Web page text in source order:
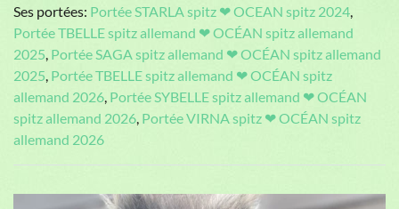
Ses portées: Portée STARLA spitz ❤ OCEAN spitz 2024,
Portée TBELLE spitz allemand ❤ OCÉAN spitz allemand
2025, Portée SAGA spitz allemand ❤ OCÉAN spitz allemand
2025, Portée TBELLE spitz allemand ❤ OCÉAN spitz
allemand 2026, Portée SYBELLE spitz allemand ❤ OCÉAN
spitz allemand 2026, Portée VIRNA spitz ❤ OCÉAN spitz
allemand 2026